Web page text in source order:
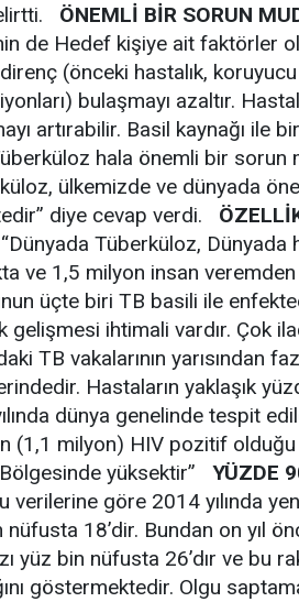
ÖNEMLİ BİR SORUN
de Hedef kişiye ait faktörler
(önceki hastalık,
bulaşmayı azaltır.
artırabilir. Basil kaynağı ile
hala önemli bir sorun
ülkemizde ve dünyada
diye cevap verdi.
Tüberküloz, Dünyada
ve 1,5 milyon insan
üçte biri TB basili ile
gelişmesi ihtimali vardır. Çok
TB vakalarının yarısından
Hastaların yaklaşık
dünya genelinde tespit
(1,1 milyon) HIV pozitif
yüksektir” YÜZDE
verilerine göre 2014 yılında
18’dir. Bundan on yıl
yüz bin nüfusta 26’dır ve bu
göstermektedir. Olgu